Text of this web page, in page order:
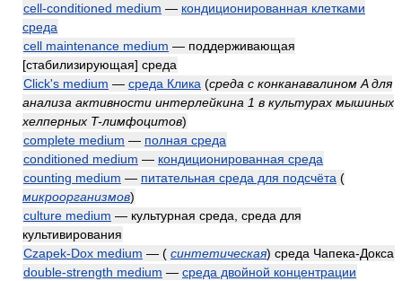
cell-conditioned medium — кондиционированная клетками
среда
cell maintenance medium — поддерживающая
[стабилизирующая] среда
Click's medium — среда Клика (среда с конканавалином A для
анализа активности интерлейкина 1 в культурах мышиных
хелперных T-лимфоцитов)
complete medium — полная среда
conditioned medium — кондиционированная среда
counting medium — питательная среда для подсчёта (
микроорганизмов)
culture medium — культурная среда, среда для
культивирования
Czapek-Dox medium — ( синтетическая) среда Чапека-Докса
double-strength medium — среда двойной концентрации